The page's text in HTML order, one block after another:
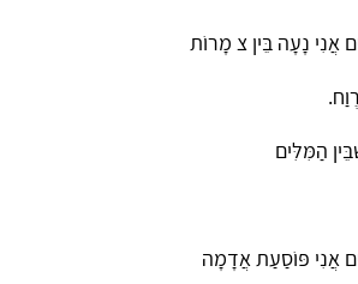
אֲנִי נָעָה בֵּין צ מָרוֹת
הַמִּלִּים
אֲנִי פּוֹסַעַת אֲדָמָה